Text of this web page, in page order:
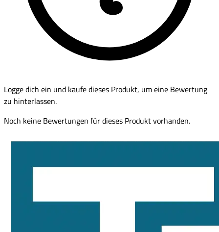
Logge dich ein und kaufe dieses Produkt, um eine Bewertung
zu hinterlassen.
Noch keine Bewertungen für dieses Produkt vorhanden.